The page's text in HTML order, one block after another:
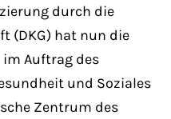
durch die
(DKG) hat nun die
Auftrag des
und Soziales
Zentrum des